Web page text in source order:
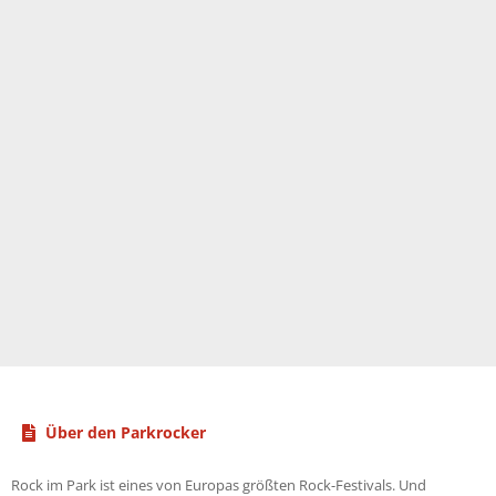
Über den Parkrocker
Rock im Park ist eines von Europas größten Rock-Festivals. Und